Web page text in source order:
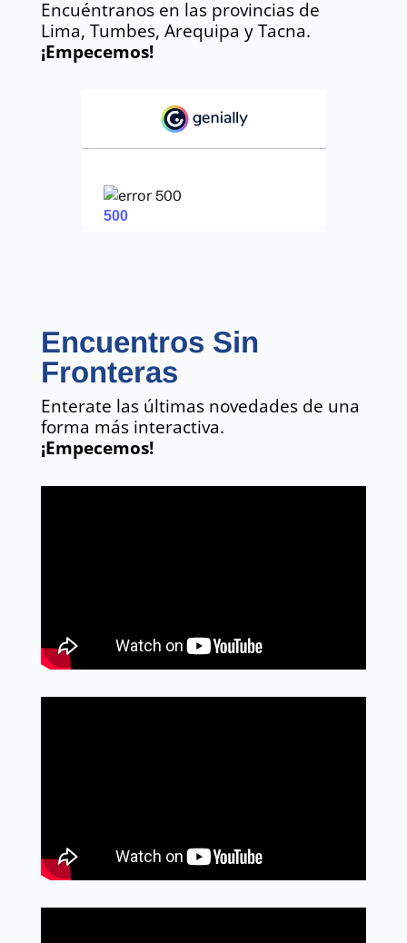
Encuéntranos en las provincias de
Lima, Tumbes, Arequipa y Tacna.
¡Empecemos!
Encuentros Sin
Fronteras
Enterate las últimas novedades de una
forma más interactiva.
¡Empecemos!